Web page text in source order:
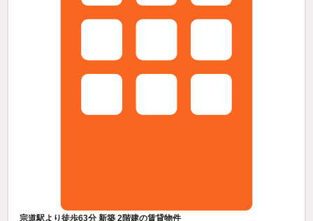
宗道駅より徒歩63分 新築 2階建の賃貸物件